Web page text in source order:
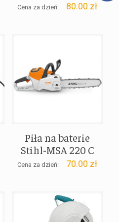
Cena za dzień: 80.00 zł
Piła na baterie
Stihl-MSA 220 C
Cena za dzień: 70.00 zł